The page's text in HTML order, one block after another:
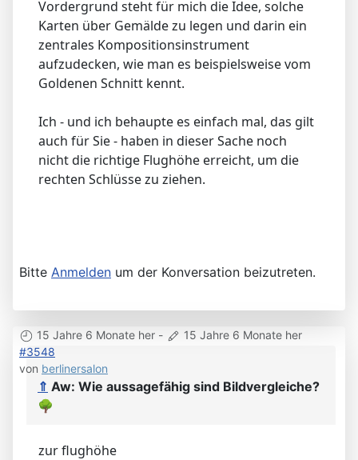
Vordergrund steht für mich die Idee, solche
Karten über Gemälde zu legen und darin ein
zentrales Kompositionsinstrument
aufzudecken, wie man es beispielsweise vom
Goldenen Schnitt kennt.
Ich - und ich behaupte es einfach mal, das gilt
auch für Sie - haben in dieser Sache noch
nicht die richtige Flughöhe erreicht, um die
rechten Schlüsse zu ziehen.
Bitte Anmelden um der Konversation beizutreten.
15 Jahre 6 Monate her -
15 Jahre 6 Monate her
#3548
von berlinersalon
⇑ Aw: Wie aussagefähig sind Bildvergleiche?
🌳
zur flughöhe